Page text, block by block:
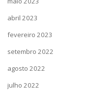
abril 2023
fevereiro 2023
setembro 2022
agosto 2022
julho 2022